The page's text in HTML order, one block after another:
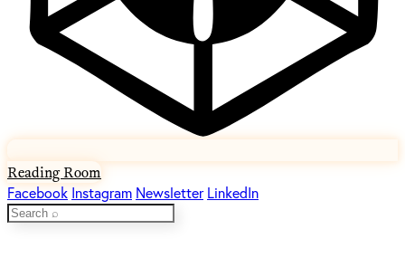
Reading Room
Facebook Instagram Newsletter LinkedIn